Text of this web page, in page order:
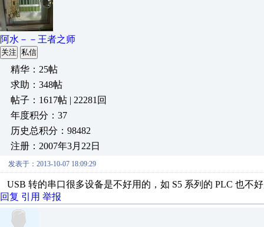
阿水－－王者之师
关注 私信
精华：25帖
求助：348帖
帖子：1617帖 | 22281回
年度积分：37
历史总积分：98482
注册：2007年3月22日
发表于：2013-10-07 18:09:29
USB 转的串口很多设备是不好用的，如 S5 系列的 PLC 也不
回复 引用 举报